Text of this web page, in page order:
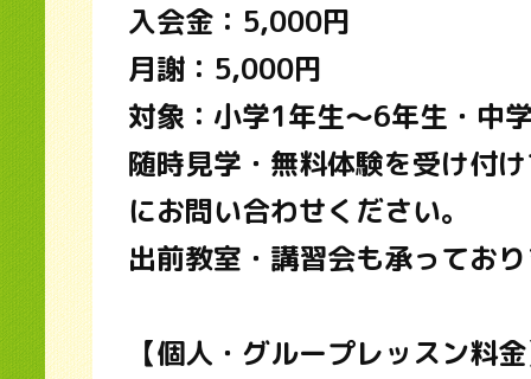
入会金：5,000円
月謝：5,000円
対象：小学1年生～6年生・中
随時見学・無料体験を受け付
にお問い合わせください。
出前教室・講習会も承ってお
【個人・グループレッスン料